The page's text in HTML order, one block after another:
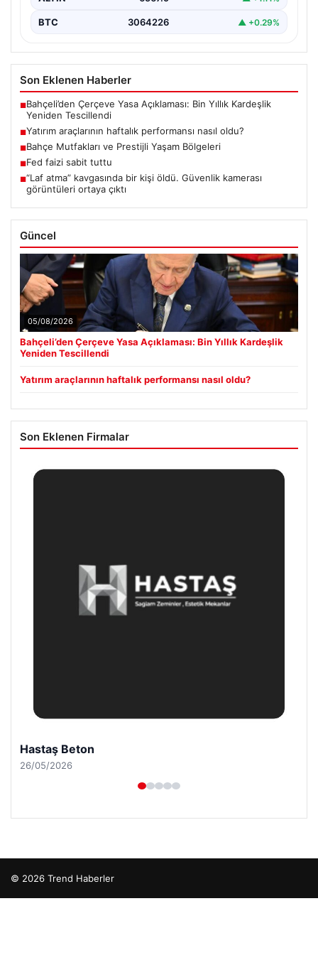
BTC 3064226 ▲ +0.29%
Son Eklenen Haberler
■Bahçeli’den Çerçeve Yasa Açıklaması: Bin Yıllık Kardeşlik
Yeniden Tescillendi
■Yatırım araçlarının haftalık performansı nasıl oldu?
■Bahçe Mutfakları ve Prestijli Yaşam Bölgeleri
■Fed faizi sabit tuttu
■“Laf atma” kavgasında bir kişi öldü. Güvenlik kamerası
görüntüleri ortaya çıktı
Güncel
05/08/2026
Bahçeli’den Çerçeve Yasa Açıklaması: Bin Yıllık Kardeşlik
Yeniden Tescillendi
Yatırım araçlarının haftalık performansı nasıl oldu?
Son Eklenen Firmalar
Hastaş Beton
26/05/2026
© 2026 Trend Haberler